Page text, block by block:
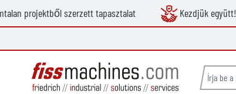
projektből szerzett tapasztalat Kezdjük együtt!